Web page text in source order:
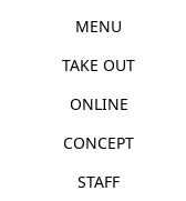
MENU
TAKE OUT
ONLINE
CONCEPT
STAFF